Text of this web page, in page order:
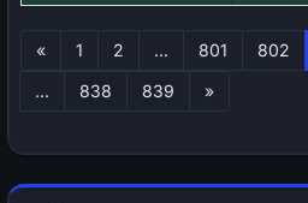
«Первая
1 2 ... 801 802
...
838 839 »Последняя